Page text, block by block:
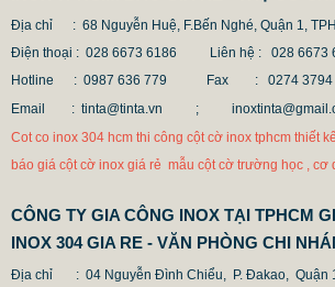
CỘT INOX 304 NÂNG
685.700 VNĐ 865.700
Địa chỉ : 68 Nguyễn Huệ, F.Bến Nghé, Quận 1,
Điện thoại : 028 6673 6186
Liên hệ : 028 6673
Hotline : 0987 636 779 Fax
: 0274 3794
Email : tinta@tinta.vn ;
Cot co inox 304 hcm thi công cột cờ inox tphcm thiết
báo giá cột cờ inox giá rẻ mẫu cột cờ trường học , cơ
CÔNG TY GIA CÔNG INOX TẠI TPHCM
INOX 304 GIA RE - VĂN PHÒNG CHI
Địa chỉ
: 04 Nguyễn Đình Chiểu, P. Đakao, Quận